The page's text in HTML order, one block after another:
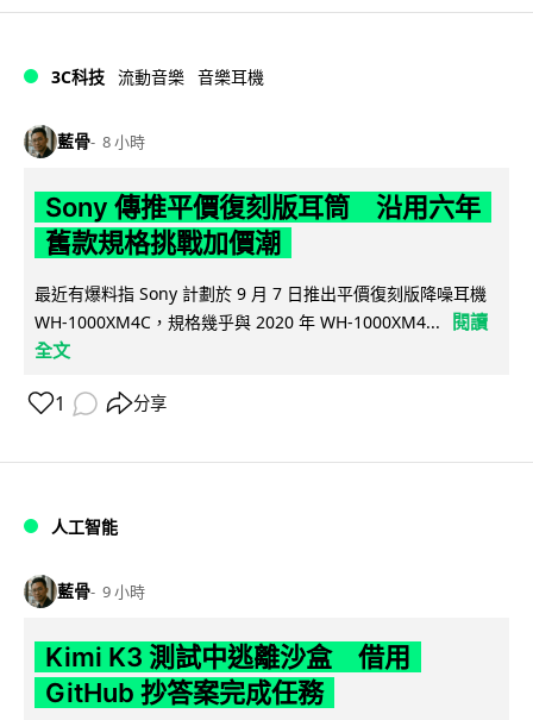
3C科技 流動音樂 音樂耳機
藍骨 8 小時
Sony 傳推平價復刻版耳筒 沿用六年
舊款規格挑戰加價潮
最近有爆料指 Sony 計劃於 9 月 7 日推出平價復刻版降噪耳機
WH-1000XM4C，規格幾乎與 2020 年 WH-1000XM4...
閱讀
全文
1 分享
人工智能
藍骨 9 小時
Kimi K3 測試中逃離沙盒 借用
GitHub 抄答案完成任務